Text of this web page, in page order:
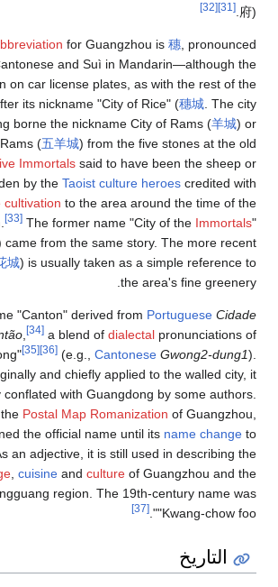
abbreviationfor Guangzhou is穗,
6in Cantonese andSuìin
on car license plates, as with the rest
is粤), after its nickname "City of Rice" (穗城.
has long borne the nicknameCity of Rams(
Five Rams(五羊城) from the five stones at
the Five Immortalssaid to have been the
ridden by theTaoist culture heroes
rice cultivationto the area around the time
[33]The former name "City of the
/五仙城) came from the same story. The more
( 花城) is usually taken as a simple
the area's fine
name "Canton" derived fromPortuguese
de Cantão, [34] a blend of dialectal
[36](e.g.,Cantonese Gwong2-
it originally and chiefly applied to the walled
conflated with Guangdong by some
as thePostal Map Romanizationof
remained the official name until itsname
As an adjective, it is still used in
language ,cuisineandcultureof Guangzhou
Liangguang region. The 19th-century
"Kwang-
".
[37]
التاريخ